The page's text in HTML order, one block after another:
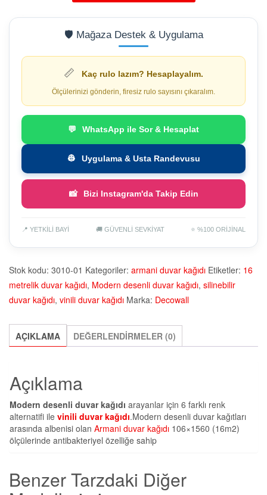
🛡️ Mağaza Destek & Uygulama
📏 Kaç rulo lazım? Hesaplayalım.
Ölçülerinizi gönderin, firesiz rulo sayısını çıkaralım.
💬 WhatsApp ile Sor & Hesaplat
👷 Uygulama & Usta Randevusu
📸 Bizi Instagram'da Takip Edin
📍 YETKİLİ BAYİ 🚚 GÜVENLİ SEVKİYAT ⭐ %100 ORİJİNAL
Stok kodu: 3010-01 Kategoriler: armani duvar kağıdı Etiketler: 16
metrelik duvar kağıdı, Modern desenli duvar kağıdı, silinebilir
duvar kağıdı, vinili duvar kağıdı Marka: Decowall
AÇIKLAMA DEĞERLENDIRMELER (0)
Açıklama
Modern desenli duvar kağıdı arayanlar için 6 farklı renk
alternatifi ile vinili duvar kağıdı.Modern desenli duvar kağıtları
arasında albenisi olan Armani duvar kağıdı 106×1560 (16m2)
ölçülerinde antibakteriyel özelliğe sahip
Benzer Tarzdaki Diğer